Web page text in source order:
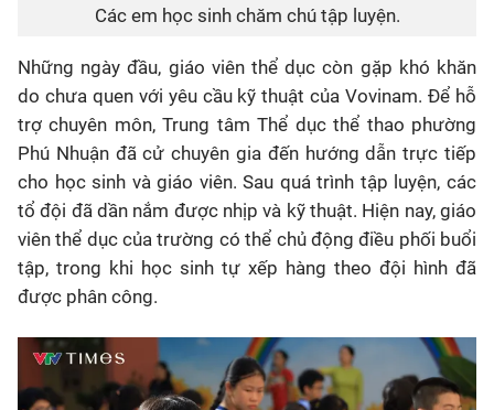
Các em học sinh chăm chú tập luyện.
Những ngày đầu, giáo viên thể dục còn gặp khó khăn
do chưa quen với yêu cầu kỹ thuật của Vovinam. Để hỗ
trợ chuyên môn, Trung tâm Thể dục thể thao phường
Phú Nhuận đã cử chuyên gia đến hướng dẫn trực tiếp
cho học sinh và giáo viên. Sau quá trình tập luyện, các
tổ đội đã dần nắm được nhịp và kỹ thuật. Hiện nay, giáo
viên thể dục của trường có thể chủ động điều phối buổi
tập, trong khi học sinh tự xếp hàng theo đội hình đã
được phân công.